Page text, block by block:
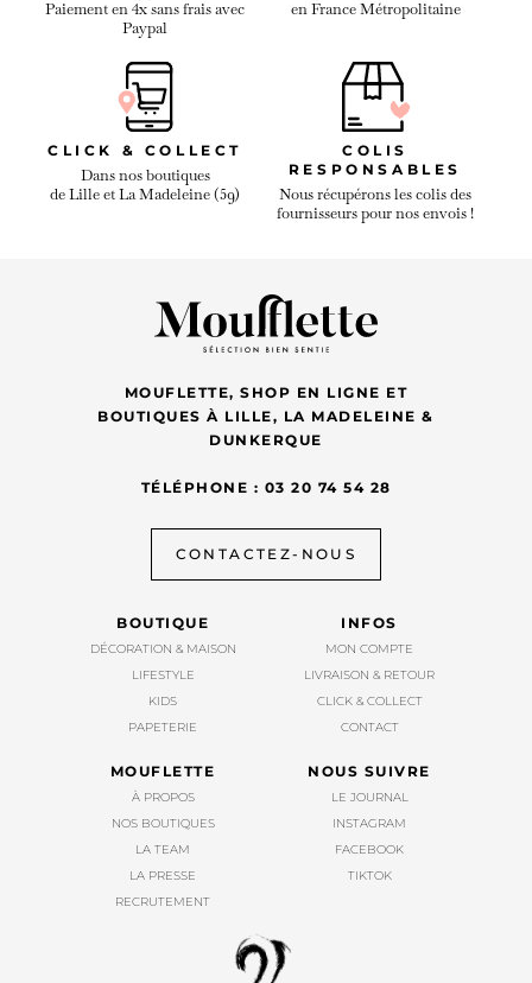
Paiement en 4x sans frais avec
Paypal
en France Métropolitaine
CLICK & COLLECT
Dans nos boutiques
de Lille et La Madeleine (59)
COLIS
RESPONSABLES
Nous récupérons les colis des
fournisseurs pour nos envois !
MOUFLETTE, SHOP EN LIGNE ET
BOUTIQUES À LILLE, LA MADELEINE &
DUNKERQUE
TÉLÉPHONE : 03 20 74 54 28
CONTACTEZ-NOUS
BOUTIQUE
DÉCORATION & MAISON
LIFESTYLE
KIDS
PAPETERIE
INFOS
MON COMPTE
LIVRAISON & RETOUR
CLICK & COLLECT
CONTACT
MOUFLETTE
À PROPOS
NOS BOUTIQUES
LA TEAM
LA PRESSE
RECRUTEMENT
NOUS SUIVRE
LE JOURNAL
INSTAGRAM
FACEBOOK
TIKTOK